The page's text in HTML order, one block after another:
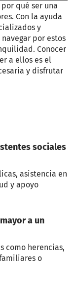
qué ser una
Con la ayuda
y
por estos
Conocer
a ellos es el
y disfrutar
sociales
asistencia en
y apoyo
a un
como herencias,
o